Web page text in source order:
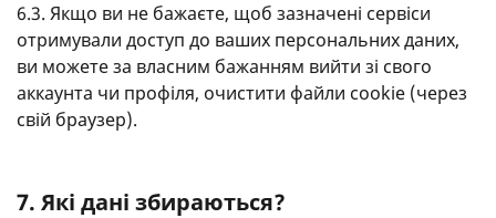
6.3. Якщо ви не бажаєте, щоб зазначені сервіси
отримували доступ до ваших персональних даних,
ви можете за власним бажанням вийти зі свого
аккаунта чи профіля, очистити файли cookie (через
свій браузер).
7. Які дані збираються?